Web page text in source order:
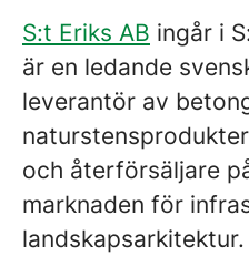
S:t Eriks AB ingår i
är en ledande
leverantör av
och återförsäljare
marknaden för